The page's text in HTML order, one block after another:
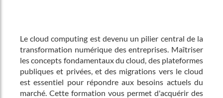
Le cloud computing est devenu un pilier central de la
transformation numérique des entreprises. Maîtriser
les concepts fondamentaux du cloud, des plateformes
publiques et privées, et des migrations vers le cloud
est essentiel pour répondre aux besoins actuels du
marché. Cette formation vous permet d'acquérir des